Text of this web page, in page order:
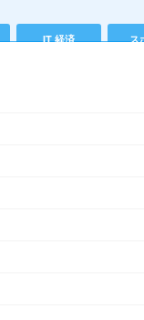
IT 経済 ス